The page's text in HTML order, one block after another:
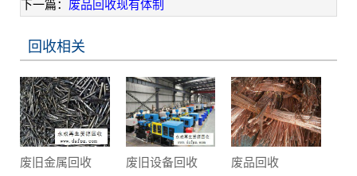
下一篇： 废品回收现有体制
回收相关
废旧金属回收 废旧设备回收 废品回收